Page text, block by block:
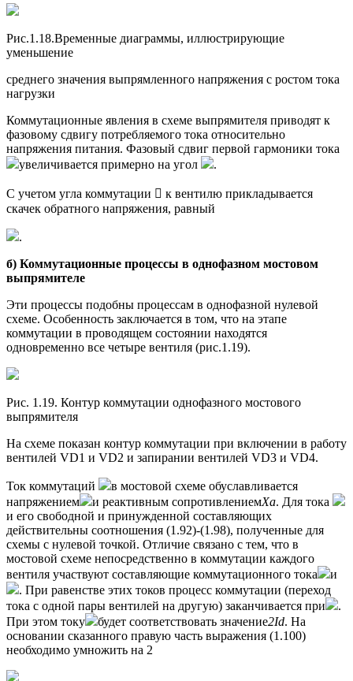
Рис.1.18.Временные диаграммы, иллюстрирующие
уменьшение
среднего значения выпрямленного напряжения с ростом тока
нагрузки
Коммутационные явления в схеме выпрямителя приводят к
фазовому сдвигу потребляемого тока относительно
напряжения питания. Фазовый сдвиг первой гармоники тока
увеличивается примерно на угол
.
С учетом угла коммутации  к вентилю прикладывается
скачек обратного напряжения, равный
.
б) Коммутационные процессы в однофазном мостовом
выпрямителе
Эти процессы подобны процессам в однофазной нулевой
схеме. Особенность заключается в том, что на этапе
коммутации в проводящем состоянии находятся
одновременно все четыре вентиля (рис.1.19).
Рис. 1.19. Контур коммутации однофазного мостового
выпрямителя
На схеме показан контур коммутации при включении в работу
вентилей VD1 и VD2 и запирании вентилей VD3 и VD4.
Ток коммутаций
в мостовой схеме обуславливается
напряжением
и реактивным сопротивлениемХа. Для тока
и его свободной и принужденной составляющих
действительны соотношения (1.92)-(1.98), полученные для
схемы с нулевой точкой. Отличие связано с тем, что в
мостовой схеме непосредственно в коммутации каждого
вентиля участвуют составляющие коммутационного тока
и
. При равенстве этих токов процесс коммутации (переход
тока с одной пары вентилей на другую) заканчивается при
.
При этом току
будет соответствовать значение2Id. На
основании сказанного правую часть выражения (1.100)
необходимо умножить на 2